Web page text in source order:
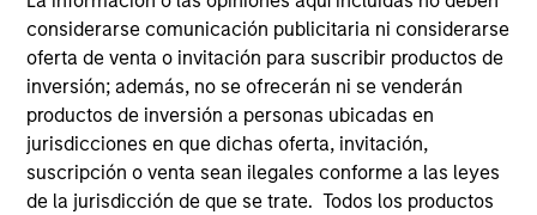
considerarse comunicación publicitaria ni considerarse
oferta de venta o invitación para suscribir productos de
inversión; además, no se ofrecerán ni se venderán
productos de inversión a personas ubicadas en
jurisdicciones en que dichas oferta, invitación,
suscripción o venta sean ilegales conforme a las leyes
de la jurisdicción de que se trate. Todos los productos
entorno en el que todos los miembros del equipo
sientan un sentido de pertenencia y aceptación.
Un entorno inclusivo respalda la creatividad, la
innovación, el compromiso y la motivación,
todos ellos aspectos importantes para nuestro
éxito comercial y profesional".
Anuj Gulati, CFA